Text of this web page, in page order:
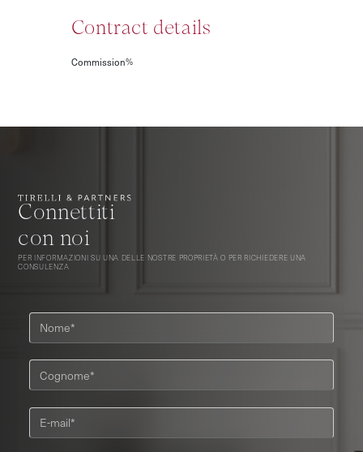
Contract details
Commission%
Connettiti
con noi
PER INFORMAZIONI SU UNA DELLE NOSTRE PROPRIETÀ O PER RICHIEDERE UNA
CONSULENZA